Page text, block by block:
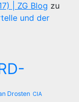
| ZG Blog zu
und der
Drosten CIA